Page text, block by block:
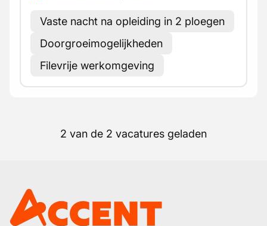
Vaste nacht na opleiding in 2 ploegen
Doorgroeimogelijkheden
Filevrije werkomgeving
2 van de 2 vacatures geladen